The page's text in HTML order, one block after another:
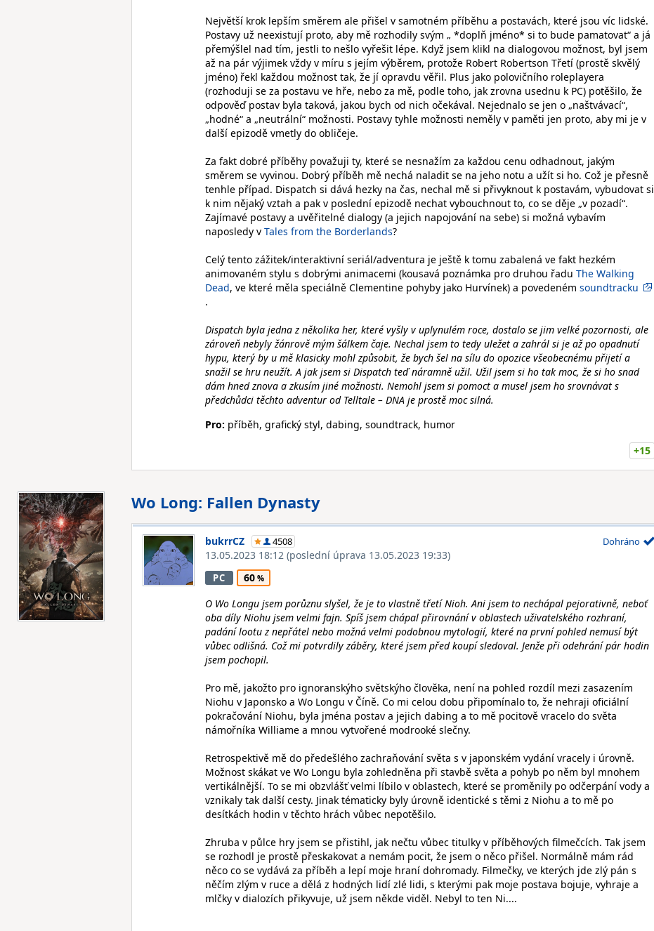
Největší krok lepším směrem ale přišel v samotném příběhu a postavách, které jsou víc lidské.
Postavy už neexistují proto, aby mě rozhodily svým „ *doplň jméno* si to bude pamatovat“ a já
přemýšlel nad tím, jestli to nešlo vyřešit lépe. Když jsem klikl na dialogovou možnost, byl jsem
až na pár výjimek vždy v míru s jejím výběrem, protože Robert Robertson Třetí (prostě skvělý
jméno) řekl každou možnost tak, že jí opravdu věřil. Plus jako polovičního roleplayera
(rozhoduji se za postavu ve hře, nebo za mě, podle toho, jak zrovna usednu k PC) potěšilo, že
odpověď postav byla taková, jakou bych od nich očekával. Nejednalo se jen o „naštvávací“,
„hodné“ a „neutrální“ možnosti. Postavy tyhle možnosti neměly v paměti jen proto, aby mi je v
další epizodě vmetly do obličeje.
Za fakt dobré příběhy považuji ty, které se nesnažím za každou cenu odhadnout, jakým
směrem se vyvinou. Dobrý příběh mě nechá naladit se na jeho notu a užít si ho. Což je přesně
tenhle případ. Dispatch si dává hezky na čas, nechal mě si přivyknout k postavám, vybudovat si
k nim nějaký vztah a pak v poslední epizodě nechat vybouchnout to, co se děje „v pozadí“.
Zajímavé postavy a uvěřitelné dialogy (a jejich napojování na sebe) si možná vybavím
naposledy v Tales from the Borderlands?
Celý tento zážitek/interaktivní seriál/adventura je ještě k tomu zabalená ve fakt hezkém
animovaném stylu s dobrými animacemi (kousavá poznámka pro druhou řadu The Walking
Dead, ve které měla speciálně Clementine pohyby jako Hurvínek) a povedeném soundtracku
.
Dispatch byla jedna z několika her, které vyšly v uplynulém roce, dostalo se jim velké pozornosti, ale
zároveň nebyly žánrově mým šálkem čaje. Nechal jsem to tedy uležet a zahrál si je až po opadnutí
hypu, který by u mě klasicky mohl způsobit, že bych šel na sílu do opozice všeobecnému přijetí a
snažil se hru neužít. A jak jsem si Dispatch teď náramně užil. Užil jsem si ho tak moc, že si ho snad
dám hned znova a zkusím jiné možnosti. Nemohl jsem si pomoct a musel jsem ho srovnávat s
předchůdci těchto adventur od Telltale – DNA je prostě moc silná.
Pro: příběh, grafický styl, dabing, soundtrack, humor
+15
Wo Long: Fallen Dynasty
bukrrCZ 4508
13.05.2023 18:12 (poslední úprava 13.05.2023 19:33)
Dohráno
PC
60
O Wo Longu jsem porůznu slyšel, že je to vlastně třetí Nioh. Ani jsem to nechápal pejorativně, neboť
oba díly Niohu jsem velmi fajn. Spíš jsem chápal přirovnání v oblastech uživatelského rozhraní,
padání lootu z nepřátel nebo možná velmi podobnou mytologií, které na první pohled nemusí být
vůbec odlišná. Což mi potvrdily záběry, které jsem před koupí sledoval. Jenže při odehrání pár hodin
jsem pochopil.
Pro mě, jakožto pro ignoranskýho světskýho člověka, není na pohled rozdíl mezi zasazením
Niohu v Japonsko a Wo Longu v Číně. Co mi celou dobu připomínalo to, že nehraji oficiální
pokračování Niohu, byla jména postav a jejich dabing a to mě pocitově vracelo do světa
námořníka Williame a mnou vytvořené modrooké slečny.
Retrospektivě mě do předešlého zachraňování světa s v japonském vydání vracely i úrovně.
Možnost skákat ve Wo Longu byla zohledněna při stavbě světa a pohyb po něm byl mnohem
vertikálnější. To se mi obzvlášť velmi líbilo v oblastech, které se proměnily po odčerpání vody a
vznikaly tak další cesty. Jinak tématicky byly úrovně identické s těmi z Niohu a to mě po
desítkách hodin v těchto hrách vůbec nepotěšilo.
Zhruba v půlce hry jsem se přistihl, jak nečtu vůbec titulky v příběhových filmečcích. Tak jsem
se rozhodl je prostě přeskakovat a nemám pocit, že jsem o něco přišel. Normálně mám rád
něco co se vydává za příběh a lepí moje hraní dohromady. Filmečky, ve kterých jde zlý pán s
něčím zlým v ruce a dělá z hodných lidí zlé lidi, s kterými pak moje postava bojuje, vyhraje a
mlčky v dialozích přikyvuje, už jsem někde viděl. Nebyl to ten Ni....